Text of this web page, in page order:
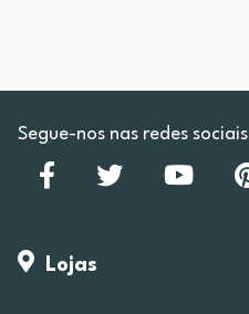
Segue-nos nas redes sociais
Lojas